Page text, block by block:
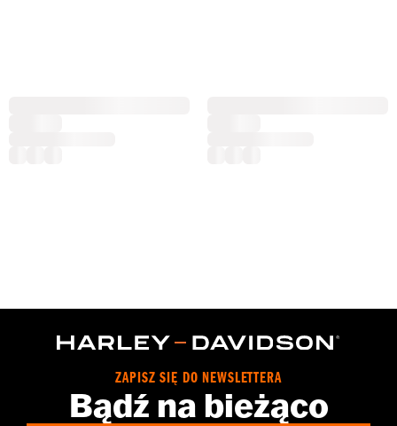
ZAPISZ SIĘ DO NEWSLETTERA
Bądź na bieżąco